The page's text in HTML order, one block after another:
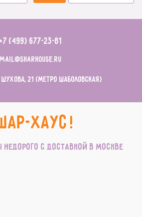
+7 (499) 677-23-81
Шухова, 21 (метро Шаболовская)
с доставкой в Москве